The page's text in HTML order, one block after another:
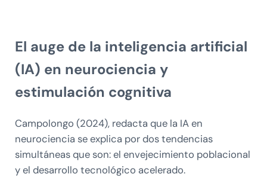
El auge de la inteligencia artificial
(IA) en neurociencia y
estimulación cognitiva
Campolongo (2024), redacta que la IA en
neurociencia se explica por dos tendencias
simultáneas que son: el envejecimiento poblacional
y el desarrollo tecnológico acelerado.